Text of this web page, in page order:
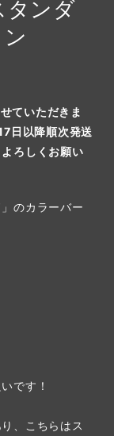
タンダ
ていただきま
日以降順次発送
ろしくお願い
のカラーバー
です！
、こちらはス